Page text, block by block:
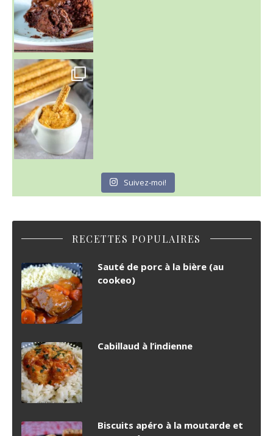
Suivez-moi!
RECETTES POPULAIRES
Sauté de porc à la bière (au
cookeo)
Cabillaud à l’indienne
Biscuits apéro à la moutarde et